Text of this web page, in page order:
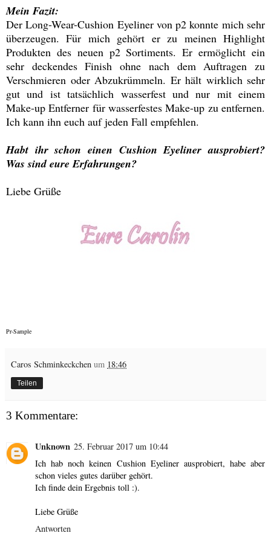
Mein Fazit:
Der Long-Wear-Cushion Eyeliner von p2 konnte mich sehr
überzeugen. Für mich gehört er zu meinen Highlight
Produkten des neuen p2 Sortiments. Er ermöglicht ein
sehr deckendes Finish ohne nach dem Auftragen zu
Verschmieren oder Abzukrümmeln. Er hält wirklich sehr
gut und ist tatsächlich wasserfest und nur mit einem
Make-up Entferner für wasserfestes Make-up zu entfernen.
Ich kann ihn euch auf jeden Fall empfehlen.
Habt ihr schon einen Cushion Eyeliner ausprobiert?
Was sind eure Erfahrungen?
Liebe Grüße
Pr-Sample
Caros Schminkeckchen um 18:46
Teilen
3 Kommentare:
Unknown 25. Februar 2017 um 10:44
Ich hab noch keinen Cushion Eyeliner ausprobiert, habe aber
schon vieles gutes darüber gehört.
Ich finde dein Ergebnis toll :).
Liebe Grüße
Antworten